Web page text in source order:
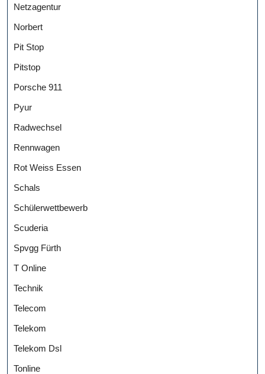
Netzagentur
Norbert
Pit Stop
Pitstop
Porsche 911
Pyur
Radwechsel
Rennwagen
Rot Weiss Essen
Schals
Schülerwettbewerb
Scuderia
Spvgg Fürth
T Online
Technik
Telecom
Telekom
Telekom Dsl
Tonline